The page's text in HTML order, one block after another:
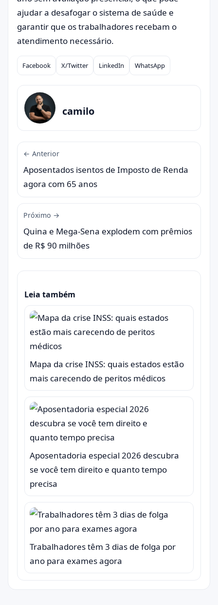
ajudar a desafogar o sistema de saúde e
garantir que os trabalhadores recebam o
atendimento necessário.
Compartilhar
Facebook X/Twitter LinkedIn WhatsApp
camilo
← Anterior
Aposentados isentos de Imposto de Renda
agora com 65 anos
Próximo →
Quina e Mega-Sena explodem com prêmios
de R$ 90 milhões
Leia também
Mapa da crise INSS: quais estados estão
mais carecendo de peritos médicos
Aposentadoria especial 2026 descubra
se você tem direito e quanto tempo
precisa
Trabalhadores têm 3 dias de folga por
ano para exames agora